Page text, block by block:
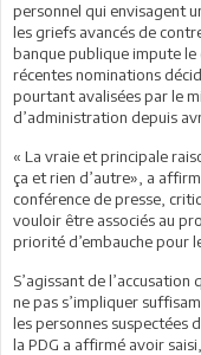
personnel qui envisagent
les griefs avancés de
banque publique impute le
récentes nominations
pourtant avalisées par le
d’administration depuis
« La vraie et principale
ça et rien d’autre», a
conférence de presse,
vouloir être associés au
priorité d’embauche pour
S’agissant de
ne pas s’impliquer
les personnes suspectées
la PDG a affirmé avoir